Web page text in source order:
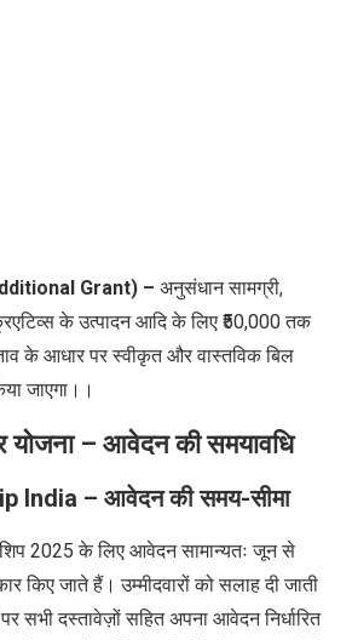
Grant) – अनुसंधान सामग्री,
के उत्पादन आदि के लिए ₹50,000 तक
के आधार पर स्वीकृत और वास्तविक बिल
जाएगा।।
योजना– आवेदन की समयावधि
India – आवेदन की समय-सीमा
2025 के लिए आवेदनसामान्यतः जूनसे
किएजाते हैं। उम्मीदवारों को सलाह दी जाती
सभी दस्तावेज़ों सहित अपना आवेदन निर्धारित